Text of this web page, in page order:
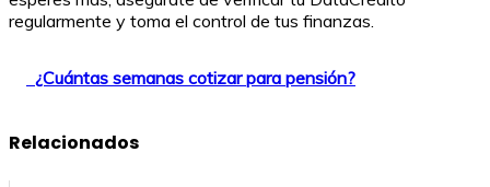
regularmente y toma el control de tus finanzas.
¿Cuántas semanas cotizar para pensión?
Relacionados